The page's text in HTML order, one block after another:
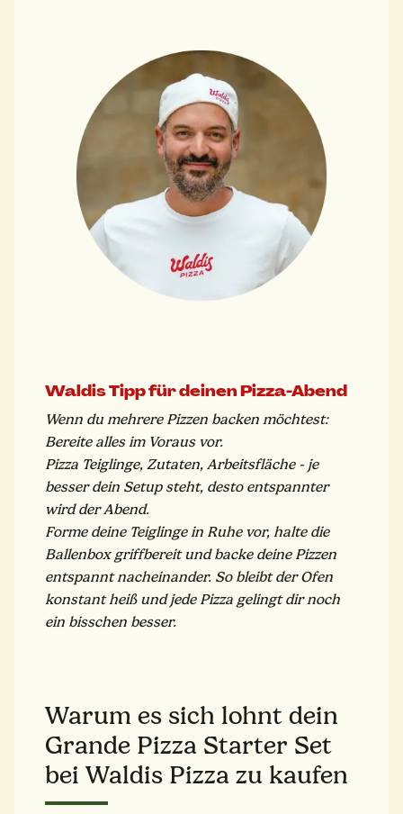
Waldis Tipp für deinen Pizza-Abend
Wenn du mehrere Pizzen backen möchtest:
Bereite alles im Voraus vor.
Pizza Teiglinge, Zutaten, Arbeitsfläche - je
besser dein Setup steht, desto entspannter
wird der Abend.
Forme deine Teiglinge in Ruhe vor, halte die
Ballenbox griffbereit und backe deine Pizzen
entspannt nacheinander. So bleibt der Ofen
konstant heiß und jede Pizza gelingt dir noch
ein bisschen besser.
Warum es sich lohnt dein
Grande Pizza Starter Set
bei Waldis Pizza zu kaufen